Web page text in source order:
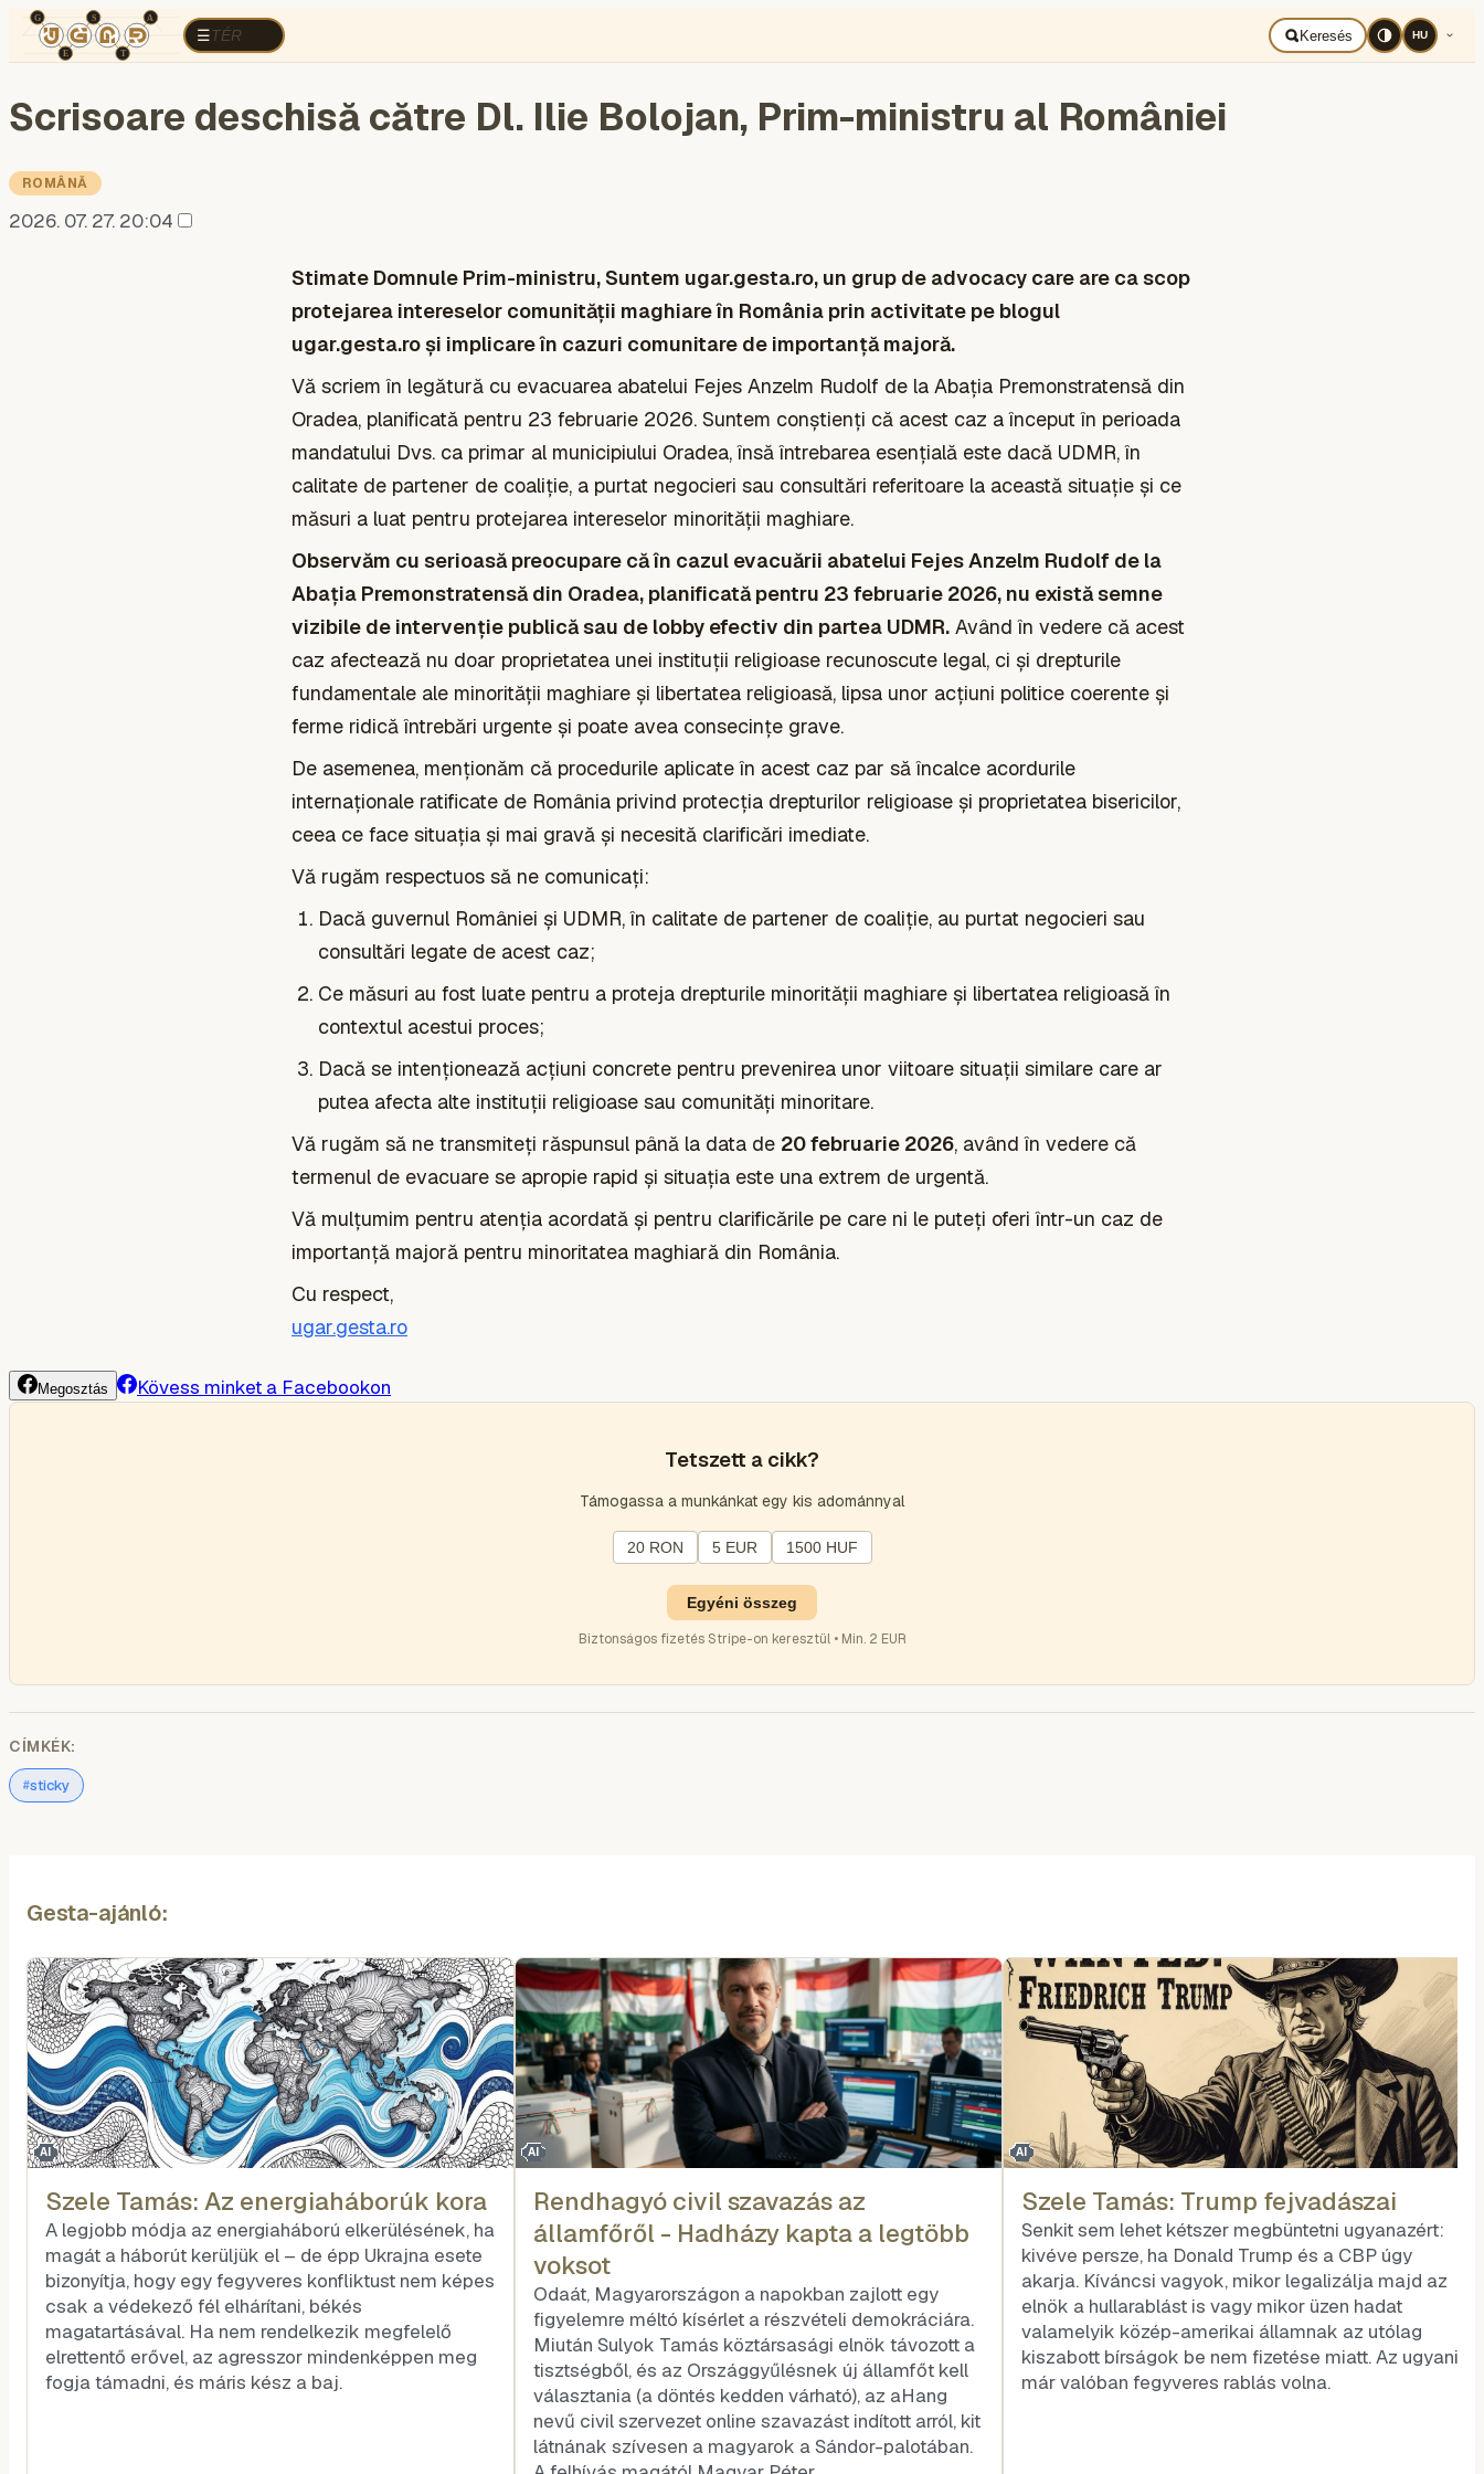
☰TÉR
TÉRELEMZÉS Keresés HU
Scrisoare deschisă către Dl. Ilie Bolojan, Prim-ministru al României
ROMÂNĂ
2026. 07. 27. 20:04
Stimate Domnule Prim-ministru, Suntem ugar.gesta.ro, un grup de advocacy care are ca scop
protejarea intereselor comunității maghiare în România prin activitate pe blogul
ugar.gesta.ro și implicare în cazuri comunitare de importanță majoră.
Vă scriem în legătură cu evacuarea abatelui Fejes Anzelm Rudolf de la Abația Premonstratensă din
Oradea, planificată pentru 23 februarie 2026. Suntem conștienți că acest caz a început în perioada
mandatului Dvs. ca primar al municipiului Oradea, însă întrebarea esențială este dacă UDMR, în
calitate de partener de coaliție, a purtat negocieri sau consultări referitoare la această situație și ce
măsuri a luat pentru protejarea intereselor minorității maghiare.
Observăm cu serioasă preocupare că în cazul evacuării abatelui Fejes Anzelm Rudolf de la
Abația Premonstratensă din Oradea, planificată pentru 23 februarie 2026, nu există semne
vizibile de intervenție publică sau de lobby efectiv din partea UDMR. Având în vedere că acest
caz afectează nu doar proprietatea unei instituții religioase recunoscute legal, ci și drepturile
fundamentale ale minorității maghiare și libertatea religioasă, lipsa unor acțiuni politice coerente și
ferme ridică întrebări urgente și poate avea consecințe grave.
De asemenea, menționăm că procedurile aplicate în acest caz par să încalce acordurile
internaționale ratificate de România privind protecția drepturilor religioase și proprietatea bisericilor,
ceea ce face situația și mai gravă și necesită clarificări imediate.
Vă rugăm respectuos să ne comunicați:
Dacă guvernul României și UDMR, în calitate de partener de coaliție, au purtat negocieri sau
consultări legate de acest caz;
Ce măsuri au fost luate pentru a proteja drepturile minorității maghiare și libertatea religioasă în
contextul acestui proces;
Dacă se intenționează acțiuni concrete pentru prevenirea unor viitoare situații similare care ar
putea afecta alte instituții religioase sau comunități minoritare.
Vă rugăm să ne transmiteți răspunsul până la data de 20 februarie 2026, având în vedere că
termenul de evacuare se apropie rapid și situația este una extrem de urgentă.
Vă mulțumim pentru atenția acordată și pentru clarificările pe care ni le puteți oferi într-un caz de
importanță majoră pentru minoritatea maghiară din România.
Cu respect,
ugar.gesta.ro
Megosztás Kövess minket a Facebookon
Tetszett a cikk?
Támogassa a munkánkat egy kis adománnyal
20 RON 5 EUR 1500 HUF
Egyéni összeg
Biztonságos fizetés Stripe-on keresztül • Min. 2 EUR
CÍMKÉK:
#sticky
Gesta-ajánló:
AI
Szele Tamás: Az energiaháborúk kora
A legjobb módja az energiaháború elkerülésének, ha
magát a háborút kerüljük el – de épp Ukrajna esete
bizonyítja, hogy egy fegyveres konfliktust nem képes
csak a védekező fél elhárítani, békés
magatartásával. Ha nem rendelkezik megfelelő
elrettentő erővel, az agresszor mindenképpen meg
fogja támadni, és máris kész a baj.
AI
Rendhagyó civil szavazás az
államfőről - Hadházy kapta a legtöbb
voksot
Odaát, Magyarországon a napokban zajlott egy
figyelemre méltó kísérlet a részvételi demokráciára.
Miután Sulyok Tamás köztársasági elnök távozott a
tisztségből, és az Országgyűlésnek új államfőt kell
választania (a döntés kedden várható), az aHang
nevű civil szervezet online szavazást indított arról, kit
látnának szívesen a magyarok a Sándor-palotában.
AI
Szele Tamás: Trump fejvadászai
Senkit sem lehet kétszer megbüntetni ugyanazért:
kivéve persze, ha Donald Trump és a CBP úgy
akarja. Kíváncsi vagyok, mikor legalizálja majd az
elnök a hullarablást is vagy mikor üzen hadat
valamelyik közép-amerikai államnak az utólag
kiszabott bírságok be nem fizetése miatt. Az ugyanis
már valóban fegyveres rablás volna.